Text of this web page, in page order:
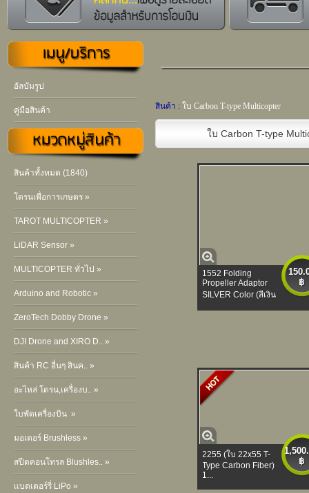
อัลบัมรูป
คู่มือสินค้า
สินค้าทั้งหมด (1840)
โดรนเพื่อการเกษตร »
TAROT MULTICOPTER »
LiDAR Sensor »
MULTICOPTER ทั่วไป »
Arduino and Robotic »
ZeroTech Dobby Drone »
DJI Drone and XIRO D.. »
สินค้า RC อื่นๆ สินค.. »
อะไหล่ โดรน,เครื่องบ.. »
ใบพัดเครื่องบิน »
มอเตอร์ Brushless »
สปีดคอนโทรล Blushles.. »
แบตเตอร์รี่ LiPo »
สินค้า : ใบ Carbon T-type Multicopter
ใบ Carbon T-type
฿
1552 Folding
Propeller Adaptor
SILVER Color (สีเงิน
฿
2255 (ใบ 22x55 T-
Type Carbon Fiber)
1...